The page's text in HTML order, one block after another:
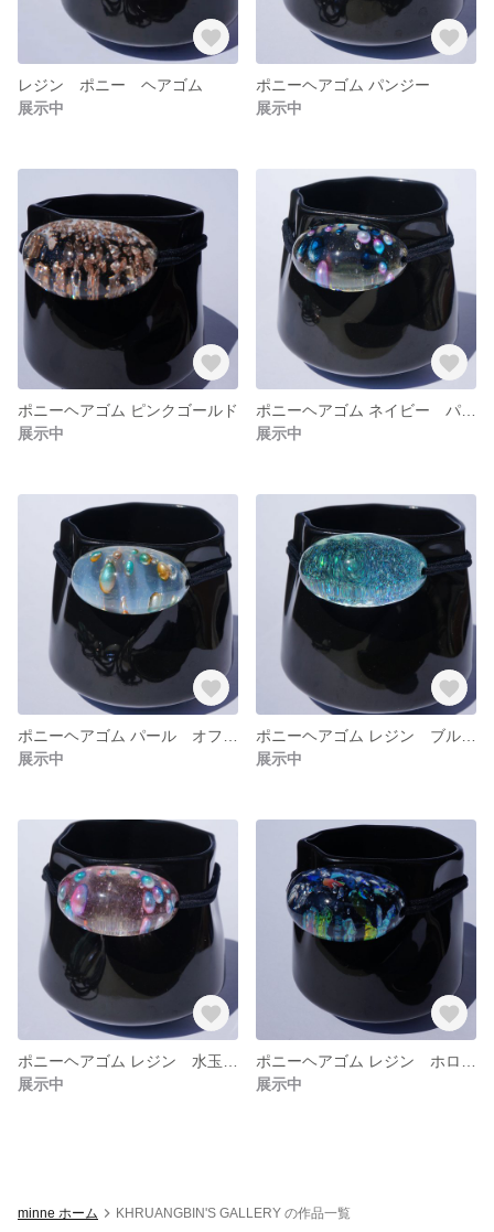
レジン ポニー ヘアゴム
展示中
ポニーヘアゴム パンジー
展示中
ポニーヘアゴム ピンクゴールド
展示中
展示中
展示中
展示中
展示中
展示中
minne ホーム KHRUANGBIN'S GALLERY の作品一覧